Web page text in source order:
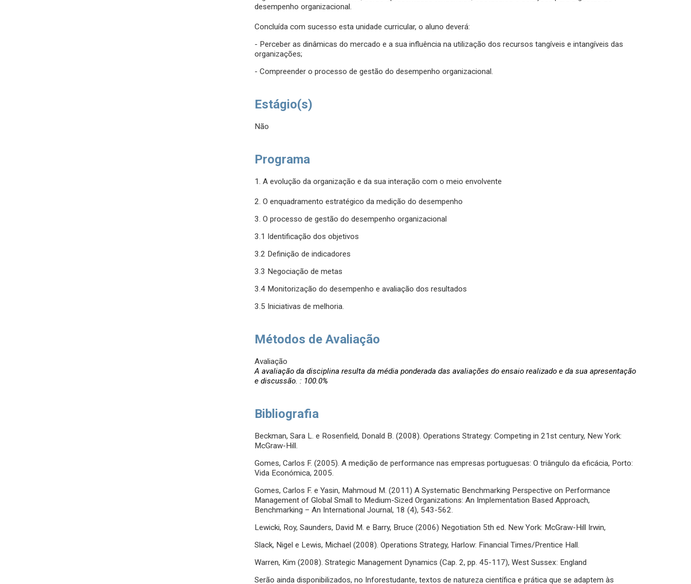
desempenho organizacional.
Concluída com sucesso esta unidade curricular, o aluno deverá:
- Perceber as dinâmicas do mercado e a sua influência na utilização dos recursos tangíveis e intangíveis das
organizações;
- Compreender o processo de gestão do desempenho organizacional.
Estágio(s)
Não
Programa
1. A evolução da organização e da sua interação com o meio envolvente
2. O enquadramento estratégico da medição do desempenho
3. O processo de gestão do desempenho organizacional
3.1 Identificação dos objetivos
3.2 Definição de indicadores
3.3 Negociação de metas
3.4 Monitorização do desempenho e avaliação dos resultados
3.5 Iniciativas de melhoria.
Métodos de Avaliação
Avaliação
A avaliação da disciplina resulta da média ponderada das avaliações do ensaio realizado e da sua apresentação
e discussão. : 100.0%
Bibliografia
Beckman, Sara L. e Rosenfield, Donald B. (2008). Operations Strategy: Competing in 21st century, New York:
McGraw-Hill.
Gomes, Carlos F. (2005). A medição de performance nas empresas portuguesas: O triângulo da eficácia, Porto:
Vida Económica, 2005.
Gomes, Carlos F. e Yasin, Mahmoud M. (2011) A Systematic Benchmarking Perspective on Performance
Management of Global Small to Medium-Sized Organizations: An Implementation Based Approach,
Benchmarking – An International Journal, 18 (4), 543-562.
Lewicki, Roy, Saunders, David M. e Barry, Bruce (2006) Negotiation 5th ed. New York: McGraw-Hill Irwin,
Slack, Nigel e Lewis, Michael (2008). Operations Strategy, Harlow: Financial Times/Prentice Hall.
Warren, Kim (2008). Strategic Management Dynamics (Cap. 2, pp. 45-117), West Sussex: England
Serão ainda disponibilizados, no Inforestudante, textos de natureza científica e prática que se adaptem às